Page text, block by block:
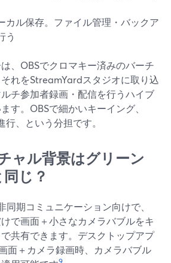
カル保存。ファイル管理・バックア
う
、OBSでクロマキー済みのバーチ
れをStreamYardスタジオに取り込
チ参加者録画・配信を行うハイブ
す。OBSで細かいキーイング、
、という分担です。
ャル背景はグリーン
じ？
同期コミュニケーション向けで、
で画面＋小さなカメラバブルをキ
共有できます。デスクトップアプ
面＋カメラ録画時、カメラバブル